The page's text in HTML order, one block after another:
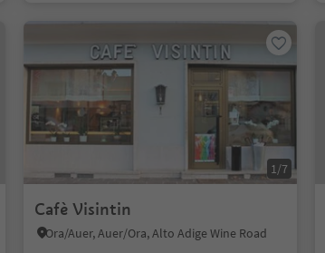
1/7
Cafè Visintin
Ora/Auer, Auer/Ora, Alto Adige Wine Road